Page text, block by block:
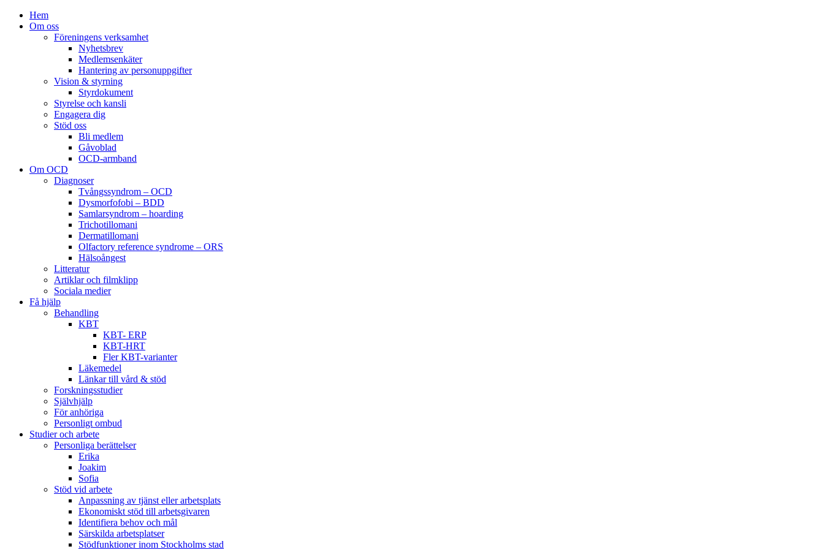
Hem
Om oss
Föreningens verksamhet
Nyhetsbrev
Medlemsenkäter
Hantering av personuppgifter
Vision & styrning
Styrdokument
Styrelse och kansli
Engagera dig
Stöd oss
Bli medlem
Gåvoblad
OCD-armband
Om OCD
Diagnoser
Tvångssyndrom – OCD
Dysmorfofobi – BDD
Samlarsyndrom – hoarding
Trichotillomani
Dermatillomani
Olfactory reference syndrome – ORS
Hälsoångest
Litteratur
Artiklar och filmklipp
Sociala medier
Få hjälp
Behandling
KBT
KBT- ERP
KBT-HRT
Fler KBT-varianter
Läkemedel
Länkar till vård & stöd
Forskningsstudier
Självhjälp
För anhöriga
Personligt ombud
Studier och arbete
Personliga berättelser
Erika
Joakim
Sofia
Stöd vid arbete
Anpassning av tjänst eller arbetsplats
Ekonomiskt stöd till arbetsgivaren
Identifiera behov och mål
Särskilda arbetsplatser
Stödfunktioner inom Stockholms stad